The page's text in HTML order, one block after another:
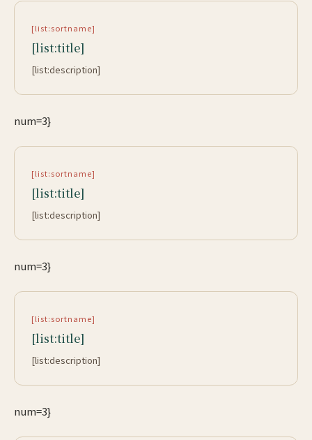
[list:sortname]
[list:title]
[list:description]
num=3}
[list:sortname]
[list:title]
[list:description]
num=3}
[list:sortname]
[list:title]
[list:description]
num=3}